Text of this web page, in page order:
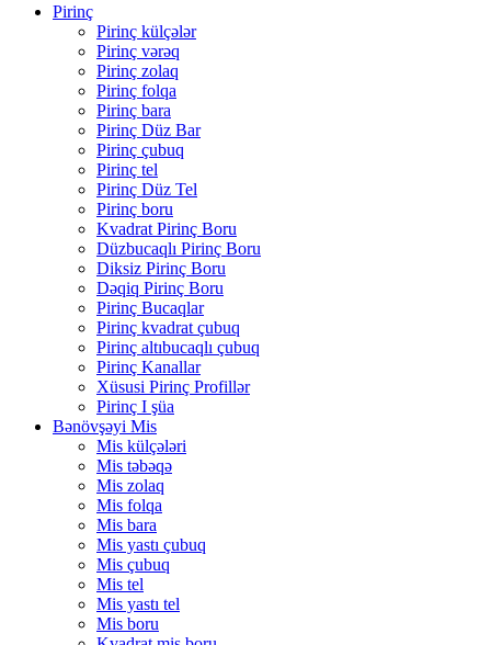
Pirinç
Pirinç külçələr
Pirinç vərəq
Pirinç zolaq
Pirinç folqa
Pirinç bara
Pirinç Düz Bar
Pirinç çubuq
Pirinç tel
Pirinç Düz Tel
Pirinç boru
Kvadrat Pirinç Boru
Düzbucaqlı Pirinç Boru
Diksiz Pirinç Boru
Dəqiq Pirinç Boru
Pirinç Bucaqlar
Pirinç kvadrat çubuq
Pirinç altıbucaqlı çubuq
Pirinç Kanallar
Xüsusi Pirinç Profillər
Pirinç I şüa
Bənövşəyi Mis
Mis külçələri
Mis təbəqə
Mis zolaq
Mis folqa
Mis bara
Mis yastı çubuq
Mis çubuq
Mis tel
Mis yastı tel
Mis boru